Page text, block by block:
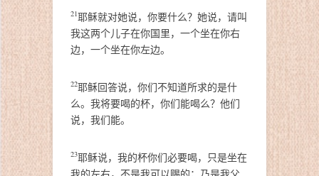
21耶稣就对她说，你要什么？她说，请叫
我这两个儿子在你国里，一个坐在你右
边，一个坐在你左边。
22耶稣回答说，你们不知道所求的是什
么。我将要喝的杯，你们能喝么？他们
说，我们能。
23耶稣说，我的杯你们必要喝，只是坐在
我的左右，不是我可以赐的；乃是我父